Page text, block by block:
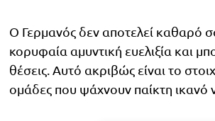
Ο Γερμανός δεν αποτελεί καθαρό
κορυφαία αμυντική ευελιξία και
θέσεις. Αυτό ακριβώς είναι το
ομάδες που ψάχνουν παίκτη ικανό